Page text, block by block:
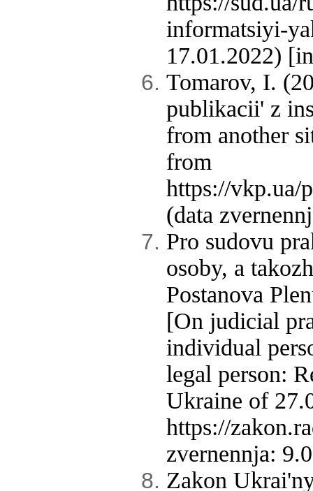
informatsiyi-
17.01.2022)
Tomarov, I.
publikacii' z
from another
from
https://vkp.ua/
(data
Pro sudovu
osoby, a
Postanova
[On judicial
individual
legal person:
Ukraine of
https://
zvernennja:
Zakon